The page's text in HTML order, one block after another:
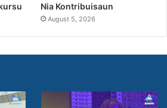
Nia Kontribuisaun
August 5, 2026